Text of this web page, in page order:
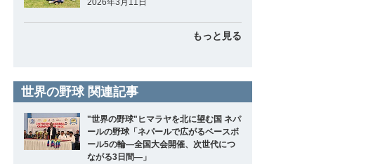
2026年3月11日
もっと見る
世界の野球 関連記事
"世界の野球"ヒマラヤを北に望む国 ネパ
ールの野球「ネパールで広がるベースボ
ール5の輪―全国大会開催、次世代につ
ながる3日間―」